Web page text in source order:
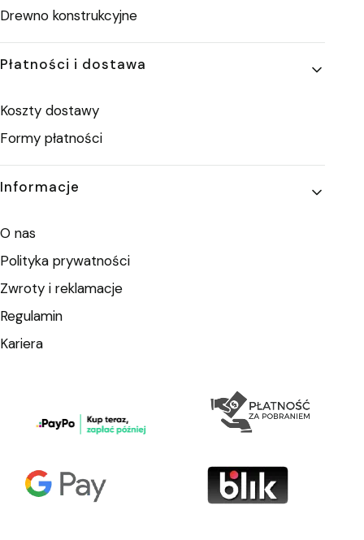
Drewno konstrukcyjne
Płatności i dostawa
Koszty dostawy
Formy płatności
Informacje
O nas
Polityka prywatności
Zwroty i reklamacje
Regulamin
Kariera